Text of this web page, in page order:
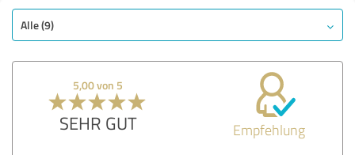
Alle (9)
5,00 von 5
SEHR GUT Empfehlung